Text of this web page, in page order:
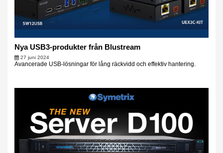
Nya USB3-produkter från Blustream
27 juni 2024
Avancerade USB-lösningar för lång räckvidd och effektiv hantering.